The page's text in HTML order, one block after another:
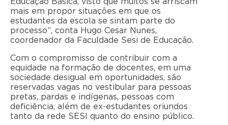
mais em propor situações em que os
estudantes da escola se sintam parte do
processo”, conta Hugo Cesar Nunes,
coordenador da Faculdade Sesi de Educação.
Com o compromisso de contribuir com a
equidade na formação de docentes, em uma
sociedade desigual em oportunidades, são
reservadas vagas no vestibular para pessoas
pretas, pardas e indígenas, pessoas com
deficiência, além de ex-estudantes oriundos
tanto da rede SESI quanto do ensino público.